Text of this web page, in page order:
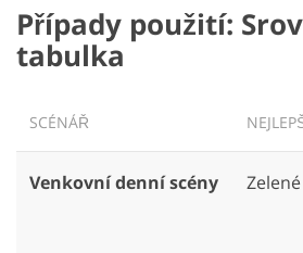
Případy použití:
tabulka
SCÉNÁŘ
Venkovní denní scény